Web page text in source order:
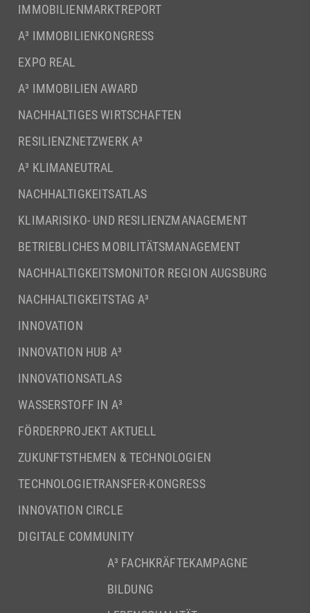
IMMOBILIENMARKTREPORT
A³ IMMOBILIENKONGRESS
EXPO REAL
A³ IMMOBILIEN AWARD
NACHHALTIGES WIRTSCHAFTEN
RESILIENZNETZWERK A³
A³ KLIMANEUTRAL
NACHHALTIGKEITSATLAS
KLIMARISIKO- UND RESILIENZMANAGEMENT
BETRIEBLICHES MOBILITÄTSMANAGEMENT
NACHHALTIGKEITSMONITOR REGION AUGSBURG
NACHHALTIGKEITSTAG A³
INNOVATION
INNOVATION HUB A³
INNOVATIONSATLAS
WASSERSTOFF IN A³
FÖRDERPROJEKT AKTUELL
ZUKUNFTSTHEMEN & TECHNOLOGIEN
TECHNOLOGIETRANSFER-KONGRESS
INNOVATION CIRCLE
DIGITALE COMMUNITY
A³ FACHKRÄFTEKAMPAGNE
BILDUNG